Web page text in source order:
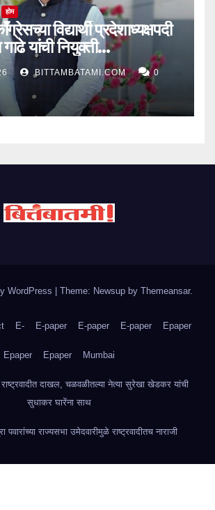
होम
विद्यार्थी प्रदेशाध्यक्षपदी
यांची नियुक्ती…
BITTAMBATAMI.COM 0
WordPress | Theme: Newsup by Themeansar.
E- E-paper E-paper E-paper Epaper
Epaper Epaper Mumbai
राष्ट्रवादीत दाखल, चळवळीतल्या नेत्या सुरेखा खेडकर यांची
सुधाकर घारेंना साथ
पवारांच्या राज्यसभा उमेदवारीमुळे राष्ट्रवादीतच नाराजी